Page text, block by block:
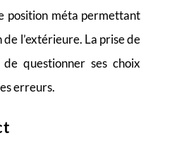
position méta permettant
l’extérieure. La prise de
questionner ses choix
erreurs.